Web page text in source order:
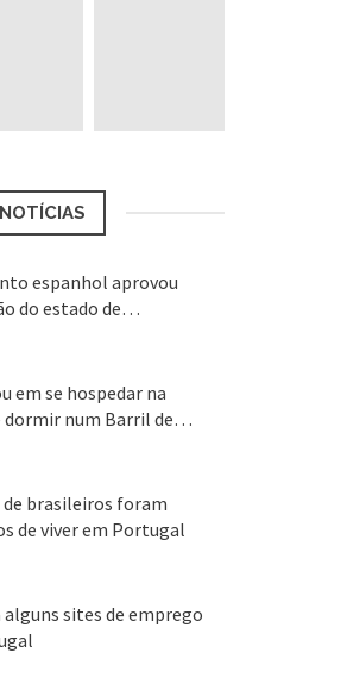
espanhol aprovou
do estado de…
em se hospedar na
dormir num Barril de…
de brasileiros foram
de viver em Portugal
alguns sites de emprego